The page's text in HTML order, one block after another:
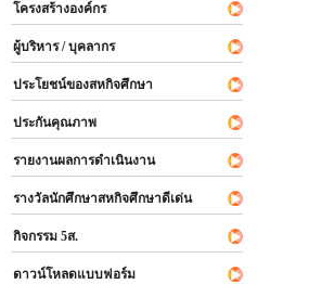
โครงสร้างองค์กร
ผู้บริหาร / บุคลากร
ประโยชน์ของสหกิจศึกษา
ประกันคุณภาพ
รายงานผลการดำเนินงาน
รางวัลนักศึกษาสหกิจศึกษาดีเด่น
กิจกรรม 5ส.
ดาวน์โหลดแบบฟอร์ม